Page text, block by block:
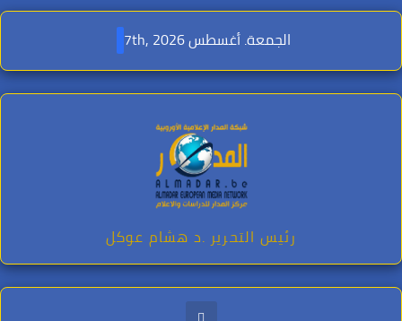
Skip
content
الجمعة. أغسطس 7th, 2026
رئيس التحرير .د هشام عوكل